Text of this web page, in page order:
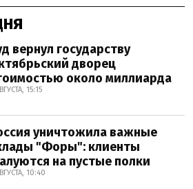
вернул государству
дворец
около миллиарда
15:15
уничтожила важные
"Форы": клиенты
на пустые полки
10:40